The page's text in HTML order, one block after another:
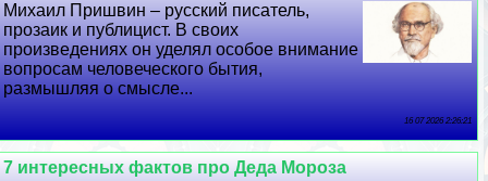
Михаил Пришвин – русский писатель,
прозаик и публицист. В своих
произведениях он уделял особое внимание
вопросам человеческого бытия,
размышляя о смысле...
16 07 2026 2:26:21
7 интересных фактов про Деда Мороза